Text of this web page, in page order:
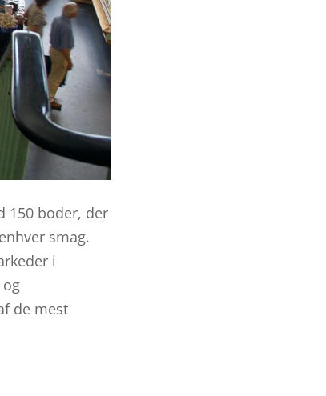
150 boder, der
smag.
i
de mest